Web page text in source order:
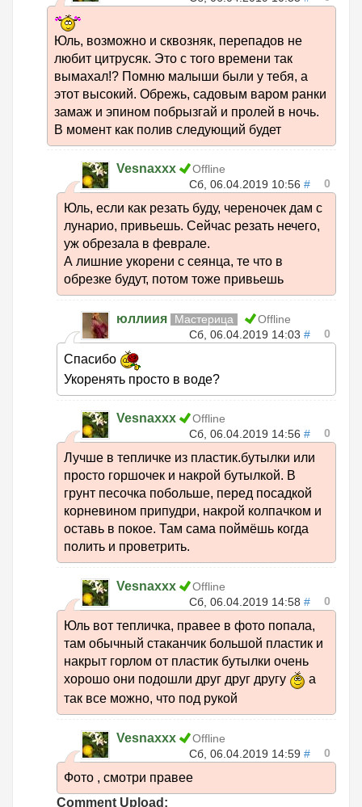
Юль, возможно и сквозняк, перепадов не
любит цитрусяк. Это с того времени так
вымахал!? Помню малыши были у тебя, а
этот высокий. Обрежь, садовым варом ранки
замаж и эпином побрызгай и пролей в ночь.
В момент как полив следующий будет
Vesnaxxx
Offline
Сб, 06.04.2019 10:56 # 0
Юль, если как резать буду, череночек дам с
лунарио, привьешь. Сейчас резать нечего,
уж обрезала в феврале.
А лишние укорени с сеянца, те что в
обрезке будут, потом тоже привьешь
юллиия Мастерица
Offline
Сб, 06.04.2019 14:03 # 0
Спасибо
Укоренять просто в воде?
Vesnaxxx
Offline
Сб, 06.04.2019 14:56 # 0
Лучше в тепличке из пластик.бутылки или
просто горшочек и накрой бутылкой. В
грунт песочка побольше, перед посадкой
корневином припудри, накрой колпачком и
оставь в покое. Там сама поймёшь когда
полить и проветрить.
Vesnaxxx
Offline
Сб, 06.04.2019 14:58 # 0
Юль вот тепличка, правее в фото попала,
там обычный стаканчик большой пластик и
накрыт горлом от пластик бутылки очень
хорошо они подошли друг друг другу
а
так все можно, что под рукой
Vesnaxxx
Offline
Сб, 06.04.2019 14:59 # 0
Фото , смотри правее
Comment Upload: